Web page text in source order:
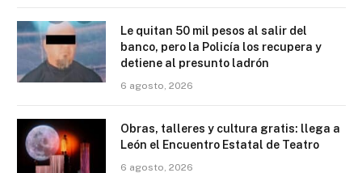
Le quitan 50 mil pesos al salir del
banco, pero la Policía los recupera y
detiene al presunto ladrón
6 agosto, 2026
Obras, talleres y cultura gratis: llega a
León el Encuentro Estatal de Teatro
6 agosto, 2026